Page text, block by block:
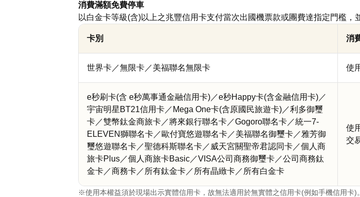
消費滿額免費停車
以白金卡等級(含)以上之兆豐信用卡支付當次出國機票款或團費達指定門檻
卡別 消
世界卡／無限卡／美福聯名無限卡 使
e秒刷卡(含 e秒萬事通金融信用卡)／e秒Happy卡(含金融信用卡)／
宇宙明星BT21信用卡／Mega One卡(含原國民旅遊卡)／利多御璽
卡／雙幣鈦金商旅卡／將來銀行聯名卡／Gogoro聯名卡／統一7-
ELEVEN獅聯名卡／歐付寶悠遊聯名卡／美福聯名御璽卡／雅芳御
璽悠遊聯名卡／聖德科斯聯名卡／威天宮關聖帝君認同卡／個人商
旅卡Plus／個人商旅卡Basic／VISA公司商務御璽卡／公司商務鈦
金卡／商務卡／所有鈦金卡／所有晶緻卡／所有白金卡
使
交
※使用本權益須於現場出示實體信用卡，故無法適用於無實體之信用卡(例如手機信用卡)。